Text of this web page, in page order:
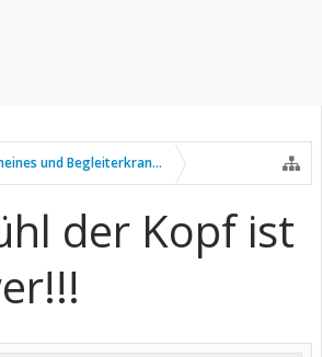
und Begleiterkrankungen
der Kopf ist